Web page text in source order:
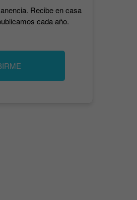
Recibe en casa
cada año.